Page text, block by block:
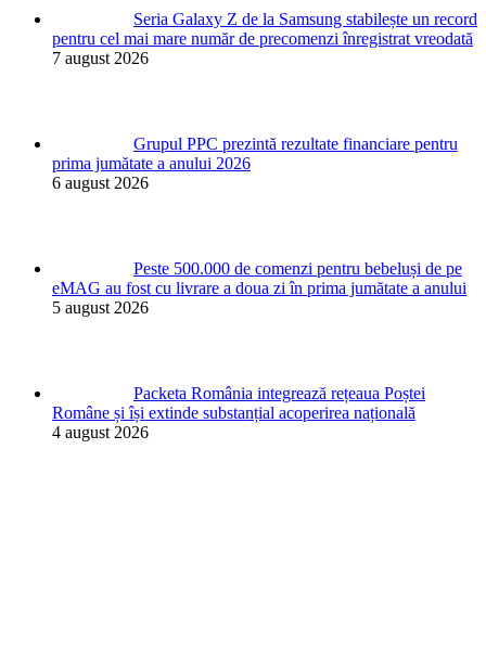
Seria Galaxy Z de la Samsung stabilește un record
pentru cel mai mare număr de precomenzi înregistrat vreodată
7 august 2026
Grupul PPC prezintă rezultate financiare pentru
prima jumătate a anului 2026
6 august 2026
Peste 500.000 de comenzi pentru bebeluși de pe
eMAG au fost cu livrare a doua zi în prima jumătate a anului
5 august 2026
Packeta România integrează rețeaua Poștei
Române și își extinde substanțial acoperirea națională
4 august 2026